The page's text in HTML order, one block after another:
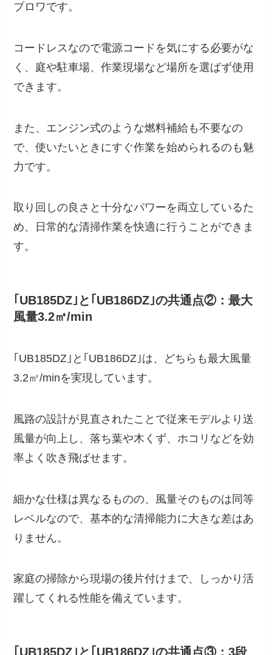
ブロワです。
コードレスなので電源コードを気にする必要がな
く、庭や駐車場、作業現場など場所を選ばず使用
できます。
また、エンジン式のような燃料補給も不要なの
で、使いたいときにすぐ作業を始められるのも魅
力です。
取り回しの良さと十分なパワーを両立しているた
め、日常的な清掃作業を快適に行うことができま
す。
｢UB185DZ｣と｢UB186DZ｣の共通点②：最大
風量3.2㎥/min
｢UB185DZ｣と｢UB186DZ｣は、どちらも最大風量
3.2㎥/minを実現しています。
風路の設計が見直されたことで従来モデルより送
風量が向上し、落ち葉や木くず、ホコリなどを効
率よく吹き飛ばせます。
細かな仕様は異なるものの、風量そのものは同等
レベルなので、基本的な清掃能力に大きな差はあ
りません。
家庭の掃除から現場の後片付けまで、しっかり活
躍してくれる性能を備えています。
｢UB185DZ｣と｢UB186DZ｣の共通点③：3段